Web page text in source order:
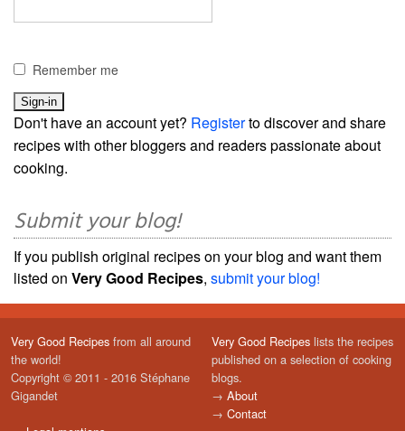
Remember me
Don't have an account yet? Registerto discover and share
recipes with other bloggers and readers passionate about
cooking.
Submit your blog!
If you publish original recipes on your blog and want them
listed on Very Good Recipes, submit your blog!
Very Good Recipes from all around
the world!
Copyright © 2011 - 2016 Stéphane
Gigandet
Very Good Recipes lists the recipes
published on a selection of cooking
blogs.
→ About
→ Contact